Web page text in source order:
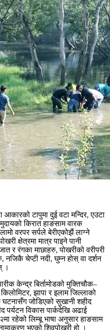
टापुमा दुई वटा मन्दिर, एउटा
किरात हाङसाम वारक
वरपर सर्पले बेरीएकोझैं लाग्ने
क्षेत्रमा मात्र पाइने पानी
र रंगका माछाहरु, पोखरीको वरीपरी
चेप्टी नदी, घुम्न होस् वा दर्शन
।
केन्द्र बिर्तामोडको मुक्तिचौक–
झापा र इलाम जिल्लाको
घटनासँग जोडिएको सुखानी शहीद
विकास पार्कदेखि अढाई
रहेको लिम्बू भाषा अनुसार हाङसाम
भएको शिवपोखरी हो ।